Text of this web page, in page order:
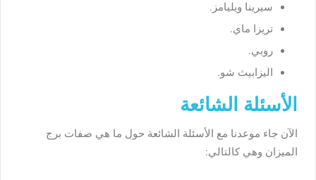
سيرينا ويليامز.
تريزا ماي.
روبي.
اليزابيث شو.
الأسئلة الشائعة
الآن جاء موعدنا مع الأسئلة الشائعة حول ما هي صفات برج
الميزان وهي كالتالي: